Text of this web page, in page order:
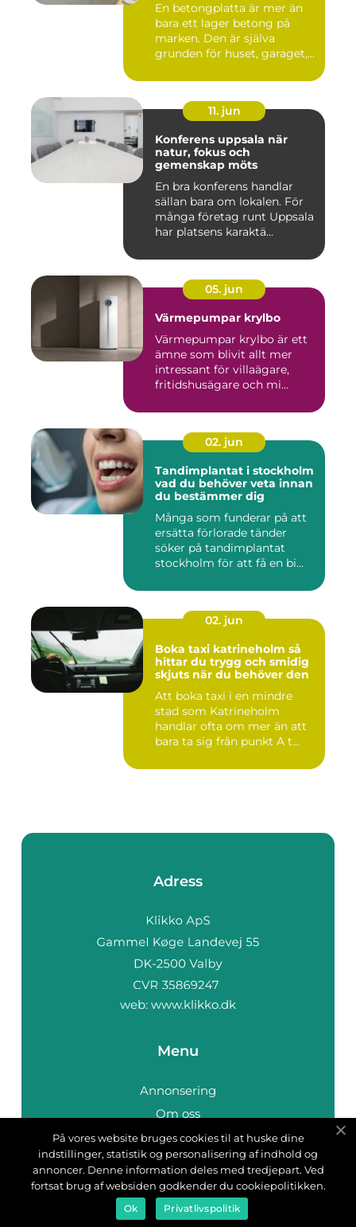
En betongplatta är mer än
bara ett lager betong på
marken. Den är själva
grunden för huset, garaget,...
11. jun
Konferens uppsala när
natur, fokus och
gemenskap möts
En bra konferens handlar
sällan bara om lokalen. För
många företag runt Uppsala
har platsens karaktä...
05. jun
Värmepumpar krylbo
Värmepumpar krylbo är ett
ämne som blivit allt mer
intressant för villaägare,
fritidshusägare och mi...
02. jun
Tandimplantat i stockholm
vad du behöver veta innan
du bestämmer dig
Många som funderar på att
ersätta förlorade tänder
söker på tandimplantat
stockholm för att få en bi...
02. jun
Boka taxi katrineholm så
hittar du trygg och smidig
skjuts när du behöver den
Att boka taxi i en mindre
stad som Katrineholm
handlar ofta om mer än att
bara ta sig från punkt A t...
Adress
web: www.klikko.dk
Menu
Annonsering
Om oss
Cookies
Kontakta oss
Sitemap
På vores website bruges cookies til at huske dine
indstillinger, statistik og personalisering af indhold og
annoncer. Denne information deles med tredjepart. Ved
fortsat brug af websiden godkender du cookiepolitikken.
Ok Privatlivspolitik